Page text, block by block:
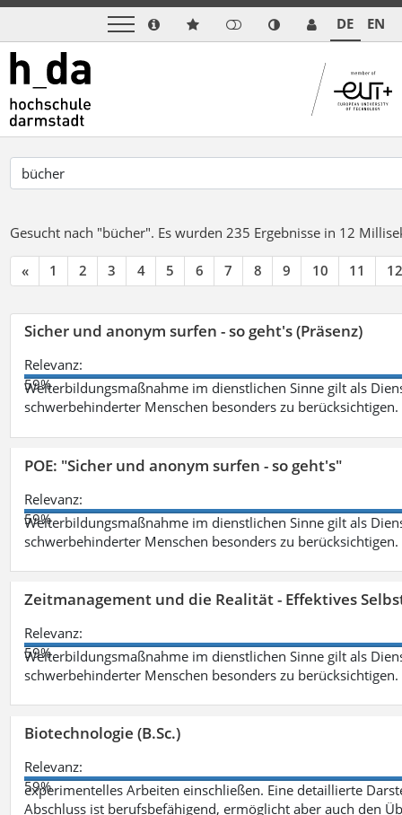
DE EN
Gesucht nach "bücher". Es wurden 235 Ergebnisse in 12
« 1 2 3 4 5 6 7 8 9 10 11 12
Sicher und anonym surfen - so geht's (Präsenz)
Relevanz:
59%
Weiterbildungsmaßnahme im dienstlichen Sinne gilt als
schwerbehinderter Menschen besonders zu berücksichtigen.
POE: "Sicher und anonym surfen - so geht's"
Relevanz:
59%
Weiterbildungsmaßnahme im dienstlichen Sinne gilt als
schwerbehinderter Menschen besonders zu berücksichtigen.
Zeitmanagement und die Realität - Effektives
Relevanz:
59%
Weiterbildungsmaßnahme im dienstlichen Sinne gilt als
schwerbehinderter Menschen besonders zu berücksichtigen.
Biotechnologie (B.Sc.)
Relevanz:
59%
experimentelles Arbeiten einschließen. Eine detaillierte
Abschluss ist berufsbefähigend, ermöglicht aber auch den